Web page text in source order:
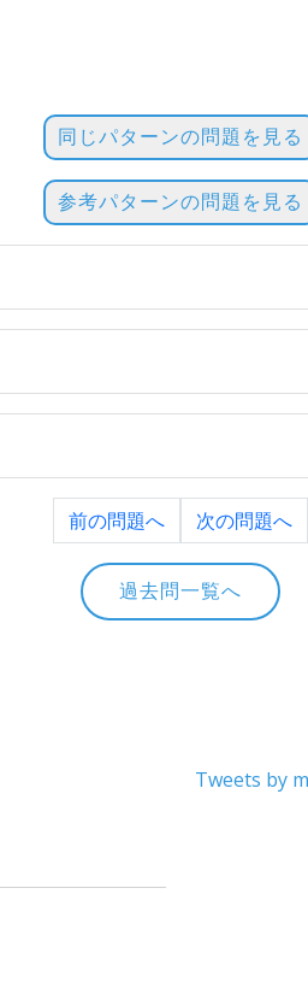
同じパターンの問題を見る
参考パターンの問題を見る
前の問題へ 次の問題へ
過去問一覧へ
Tweets by